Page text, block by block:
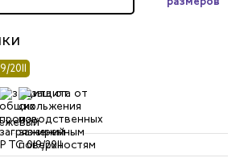
2011
ТС 019/2011